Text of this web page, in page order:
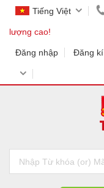
Tiếng Việt
lượng cao!
Đăng nhập Đăng kí